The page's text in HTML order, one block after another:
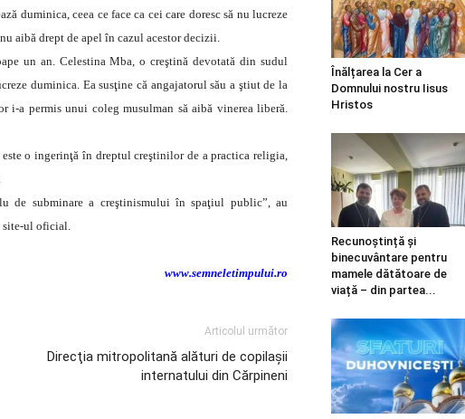
duminica, ceea ce face ca cei care doresc să nu lucreze
aibă drept de apel în cazul acestor decizii.
un an. Celestina Mba, o creştină devotată din sudul
duminica. Ea susţine că angajatorul său a ştiut de la
i-a permis unui coleg musulman să aibă vinerea liberă.
o ingerinţă în dreptul creştinilor de a practica religia,
de subminare a creştinismului în spaţiul public”, au
site-ul oficial.
www.semneletimpului.ro
Articolul următor
Direcţia mitropolitană alături de copilaşii
internatului din Cărpineni
Înălțarea la Cer a
Domnului nostru Iisus
Hristos
Recunoștință și
binecuvântare pentru
mamele dătătoare de
viață – din partea...